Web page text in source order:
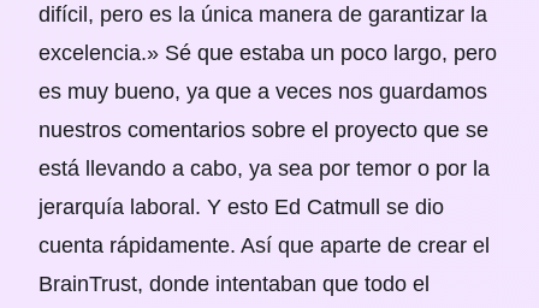
difícil, pero es la única manera de garantizar la
excelencia.» Sé que estaba un poco largo, pero
es muy bueno, ya que a veces nos guardamos
nuestros comentarios sobre el proyecto que se
está llevando a cabo, ya sea por temor o por la
jerarquía laboral. Y esto Ed Catmull se dio
cuenta rápidamente. Así que aparte de crear el
BrainTrust, donde intentaban que todo el